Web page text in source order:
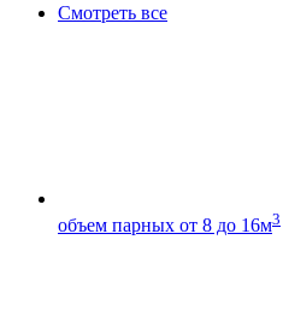
Смотреть все
объем парных от 8 до 16м3